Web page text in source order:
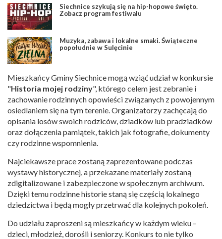
Siechnice szykują się na hip-hopowe święto.
Zobacz program festiwalu
Muzyka, zabawa i lokalne smaki. Świąteczne
popołudnie w Sulęcinie
Mieszkańcy Gminy Siechnice mogą wziąć udział w konkursie
"Historia mojej rodziny", którego celem jest zebranie i
zachowanie rodzinnych opowieści związanych z powojennym
osiedlaniem się na tym terenie. Organizatorzy zachęcają do
opisania losów swoich rodziców, dziadków lub pradziadków
oraz dołączenia pamiątek, takich jak fotografie, dokumenty
czy rodzinne wspomnienia.
Najciekawsze prace zostaną zaprezentowane podczas
wystawy historycznej, a przekazane materiały zostaną
zdigitalizowane i zabezpieczone w społecznym archiwum.
Dzięki temu rodzinne historie staną się częścią lokalnego
dziedzictwa i będą mogły przetrwać dla kolejnych pokoleń.
Do udziału zaproszeni są mieszkańcy w każdym wieku –
dzieci, młodzież, dorośli i seniorzy. Konkurs to nie tylko